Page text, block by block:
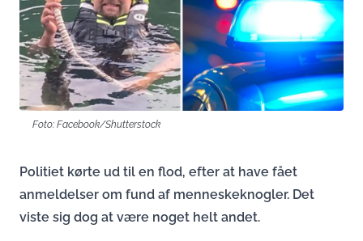
Foto: Facebook/Shutterstock
Politiet kørte ud til en flod, efter at have fået
anmeldelser om fund af menneskeknogler. Det
viste sig dog at være noget helt andet.